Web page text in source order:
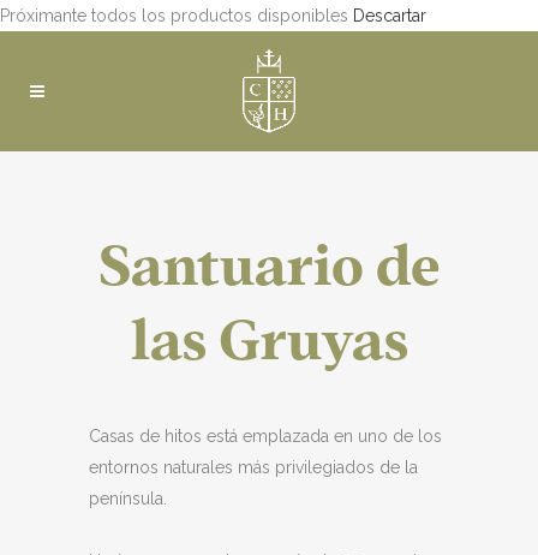
Próximante todos los productos disponibles Descartar
Santuario de
las Gruyas
Casas de hitos está emplazada en uno de los
entornos naturales más privilegiados de la
península.